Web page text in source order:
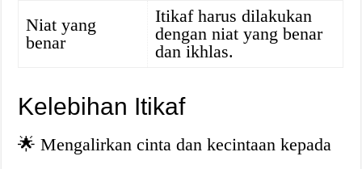
Niat yang
benar
Itikaf harus dilakukan
dengan niat yang benar
dan ikhlas.
Kelebihan Itikaf
🌟 Mengalirkan cinta dan kecintaan kepada